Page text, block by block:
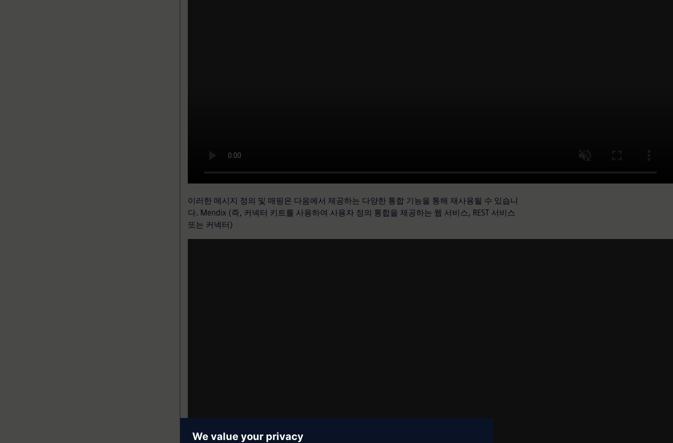
이러한 메시지 정의 및 매핑은 다음에서 제공하는 다양한 통합 기능을 통해 재사용될 수 있습니
다. Mendix (즉, 커넥터 키트를 사용하여 사용자 정의 통합을 제공하는 웹 서비스, REST 서비스
또는 커넥터)